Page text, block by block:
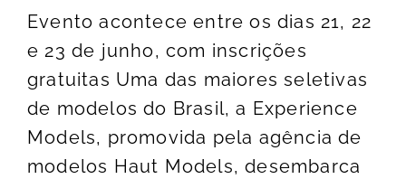
Evento acontece entre os dias 21, 22
e 23 de junho, com inscrições
gratuitas Uma das maiores seletivas
de modelos do Brasil, a Experience
Models, promovida pela agência de
modelos Haut Models, desembarca